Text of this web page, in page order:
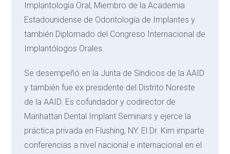
Implantología Oral, Miembro de la Academia
Estadounidense de Odontología de Implantes y
también Diplomado del Congreso Internacional de
Implantólogos Orales.
Se desempeñó en la Junta de Síndicos de la AAID
y también fue ex presidente del Distrito Noreste
de la AAID. Es cofundador y codirector de
Manhattan Dental Implant Seminars y ejerce la
práctica privada en Flushing, NY. El Dr. Kim imparte
conferencias a nivel nacional e internacional en el